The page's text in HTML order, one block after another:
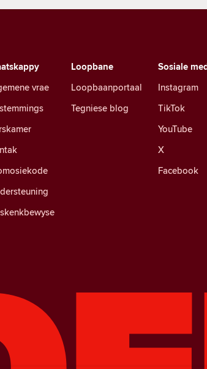
Sosiale
Instagram
TikTok
YouTube
X
Facebook
Loopbane
Loopbaanportaal
Tegniese blog
vrae